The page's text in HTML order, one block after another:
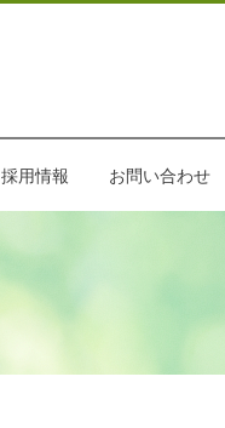
採用情報 お問い合わせ